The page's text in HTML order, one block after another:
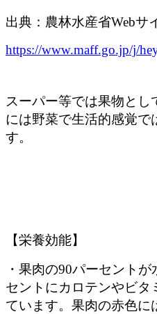
出典：農林水産省Webサ
https://www.maff.go.jp/j/
スーパー等では果物とし
には野菜で生活的感覚で
す。
【栄養効能】
・果肉の90パーセント
セントにカロテンやビタ
ています。果肉の赤色に